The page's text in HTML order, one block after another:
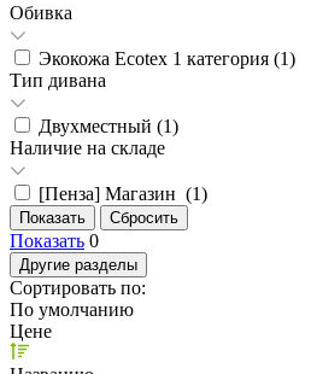
Обивка
Экокожа Ecotex 1 категория (1)
Тип дивана
Двухместный (1)
Наличие на складе
[Пенза] Магазин (1)
Показать 0
Другие разделы
Сортировать по:
По умолчанию
Цене